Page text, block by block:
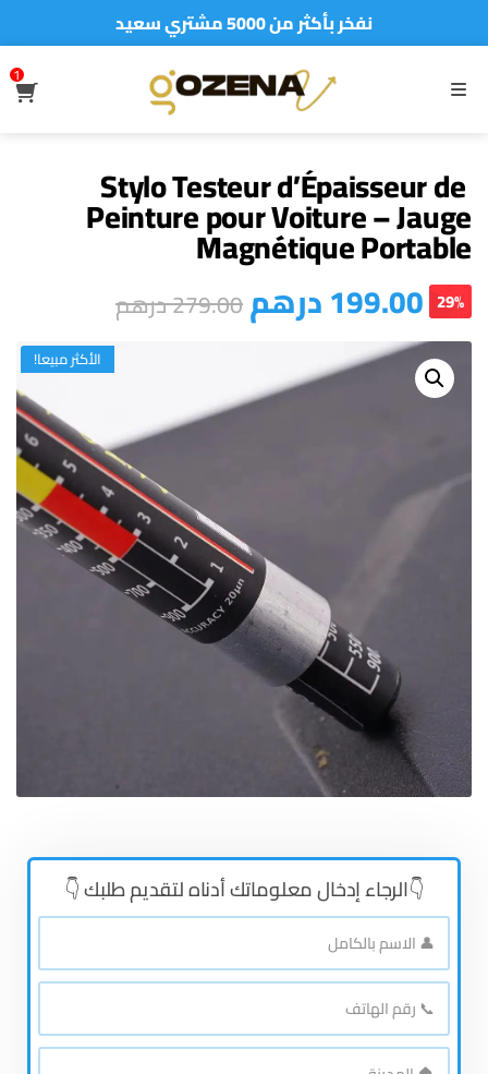
نفخر بأكثر من 5000 مشتري سعيد
MENU
1
Stylo Testeur d’Épaisseur de
Peinture pour Voiture – Jauge
Magnétique Portable
199.00درهم279.00درهم 29%
الأكثر مبيعا!
👇الرجاء إدخال معلوماتك أدناه لتقديم طلبك 👇
👤
الاسم
بالكامل*
📞
رقم
الهاتف*
🏠